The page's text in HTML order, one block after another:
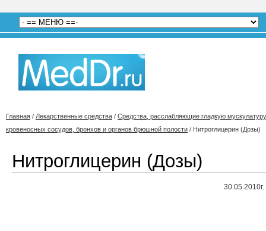
Главная / Лекарственные средства / Средства, расслабляющие гладкую мускулатуру
кровеносных сосудов, бронхов и органов брюшной полости / Нитроглицерин (Дозы)
Нитроглицерин (Дозы)
30.05.2010г.